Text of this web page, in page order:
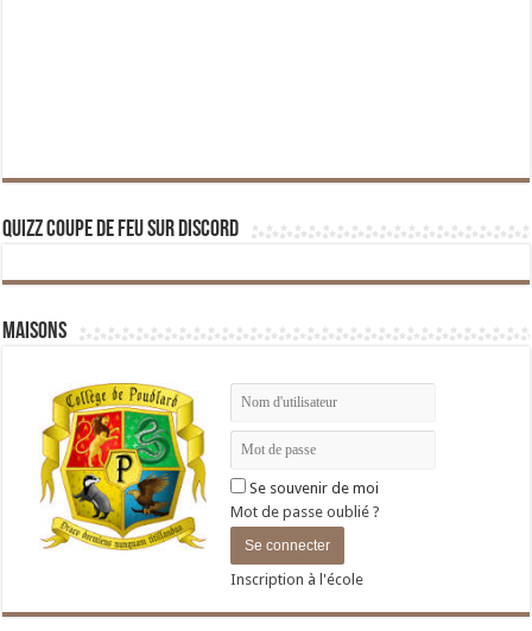
Quizz Coupe de Feu sur Discord
Maisons
Se souvenir de moi
Mot de passe oublié ?
Inscription à l'école